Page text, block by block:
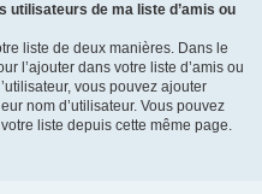
utilisateurs de ma liste d’amis ou
liste de deux manières. Dans le
l’ajouter dans votre liste d’amis ou
vous pouvez ajouter
nom d’utilisateur. Vous pouvez
liste depuis cette même page.